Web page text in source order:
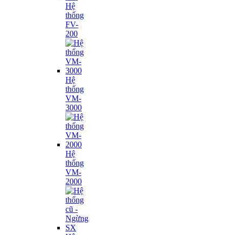
Hệ
thống
FV-
200
Hệ
thống
VM-
3000
Hệ
thống
VM-
2000